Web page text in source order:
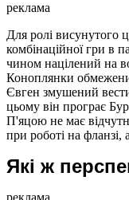
реклама
Для ролі висунутого
комбінаційної гри в
чином націлений на
Коноплянки
Євген змушений
цьому він програє
П'яцою не має
при роботі на фланзі,
Які ж